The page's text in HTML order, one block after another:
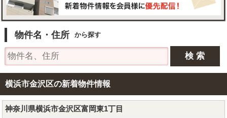
物件名・住所 から探す
横浜市金沢区の新着物件情報
神奈川県横浜市金沢区富岡東1丁目